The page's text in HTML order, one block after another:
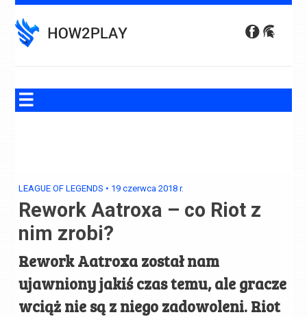
to
content
LEAGUE OF LEGENDS • 19 czerwca 2018 r.
Rework Aatroxa – co Riot z
nim zrobi?
ReworkAatroxa został nam
ujawniony jakiś czas temu, ale gracze
wciąż nie są z niego zadowoleni. Riot